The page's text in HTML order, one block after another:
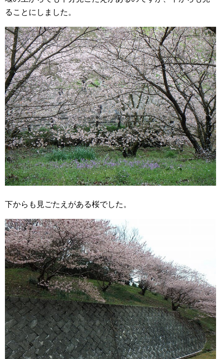
ることにしました。
下からも見ごたえがある桜でした。